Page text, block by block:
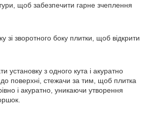
щоб забезпечити гарне зчеплення
зі зворотного боку плитки, щоб відкрити
установку з одного кута і акуратно
поверхні, стежачи за тим, щоб плитка
і акуратно, уникаючи утворення